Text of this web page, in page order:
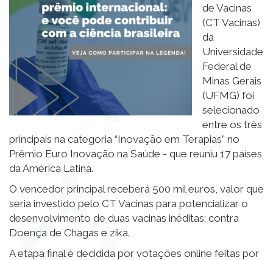
de Vacinas
(CT Vacinas)
da
Universidade
Federal de
Minas Gerais
(UFMG) foi
selecionado
entre os três
principais na categoria “Inovação em Terapias” no
Prêmio Euro Inovação na Saúde - que reuniu 17 países
da América Latina.
O vencedor principal receberá 500 mil euros, valor que
seria investido pelo CT Vacinas para potencializar o
desenvolvimento de duas vacinas inéditas: contra
Doença de Chagas e zika.
A etapa final é decidida por votações online feitas por